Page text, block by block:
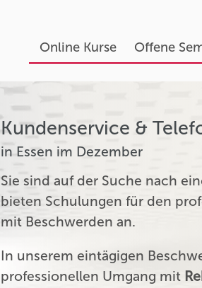
Online Kurse Offene
Kundenservice &
in Essen im Dezember
Sie sind auf der Suche nach
bieten Schulungen für den
mit Beschwerden an.
In unserem eintägigen
professionellen Umgang mit